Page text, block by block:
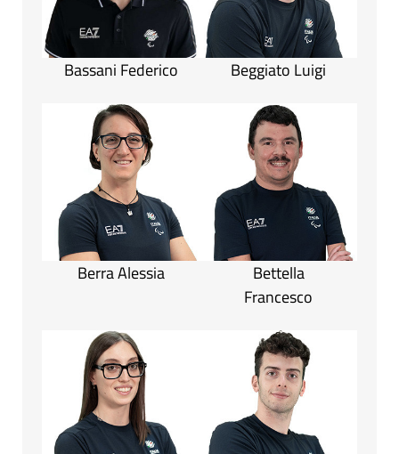
Bassani Federico Beggiato Luigi
Berra Alessia
Bettella
Francesco